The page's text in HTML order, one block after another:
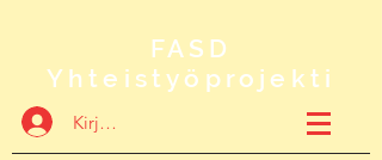
FASD
Yhteistyöprojekti
Kirjaudu